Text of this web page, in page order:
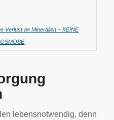
Verlust an Mineralien – KEINE
lebensnotwendig, denn